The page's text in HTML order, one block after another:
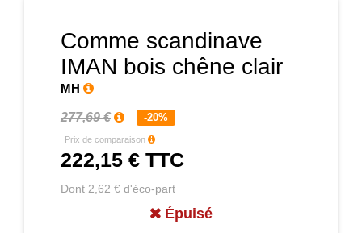
Comme scandinave
IMAN bois chêne clair
MH
277,69 € -20%
Prix de comparaison
222,15 € TTC
Dont 2,62 € d'éco-part
Épuisé